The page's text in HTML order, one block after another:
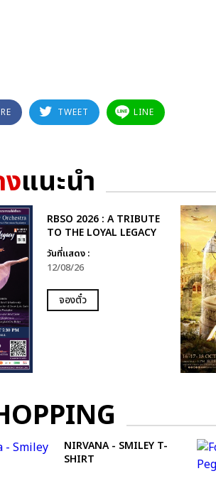
TWEET LINE
แนะนำ
RBSO 2026 : A TRIBUTE
TO THE LOYAL LEGACY
วันที่แสดง :
12/08/26
จองตั๋ว
NIRVANA - SMILEY T-
SHIRT